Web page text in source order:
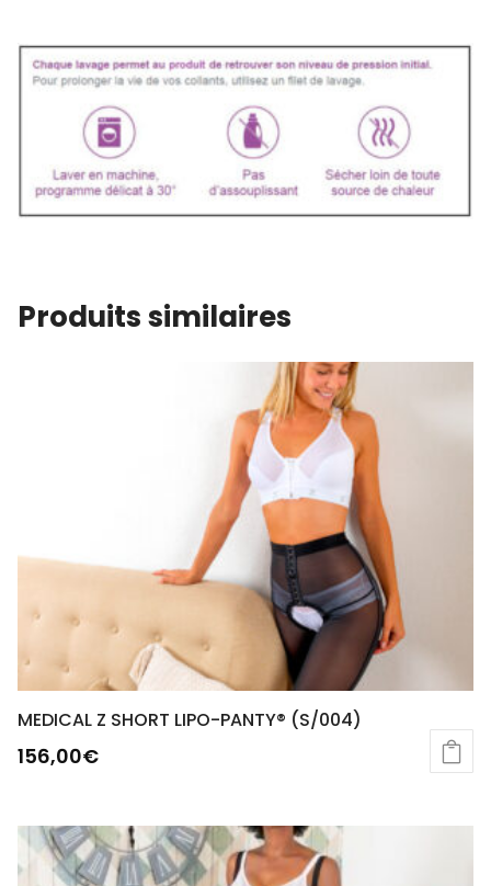
Produits similaires
MEDICAL Z SHORT LIPO-PANTY® (S/004)
156,00€